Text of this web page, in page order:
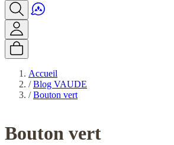
Accueil
/ Blog VAUDE
/ Bouton vert
Bouton vert